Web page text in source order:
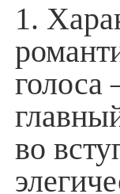
1.
голоса
во